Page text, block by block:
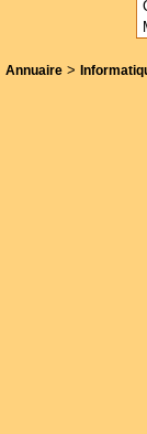
Annuaire >